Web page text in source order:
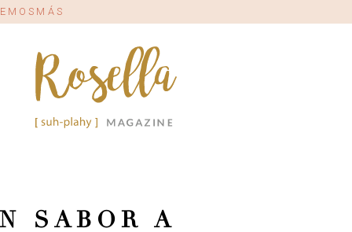
SABOR A